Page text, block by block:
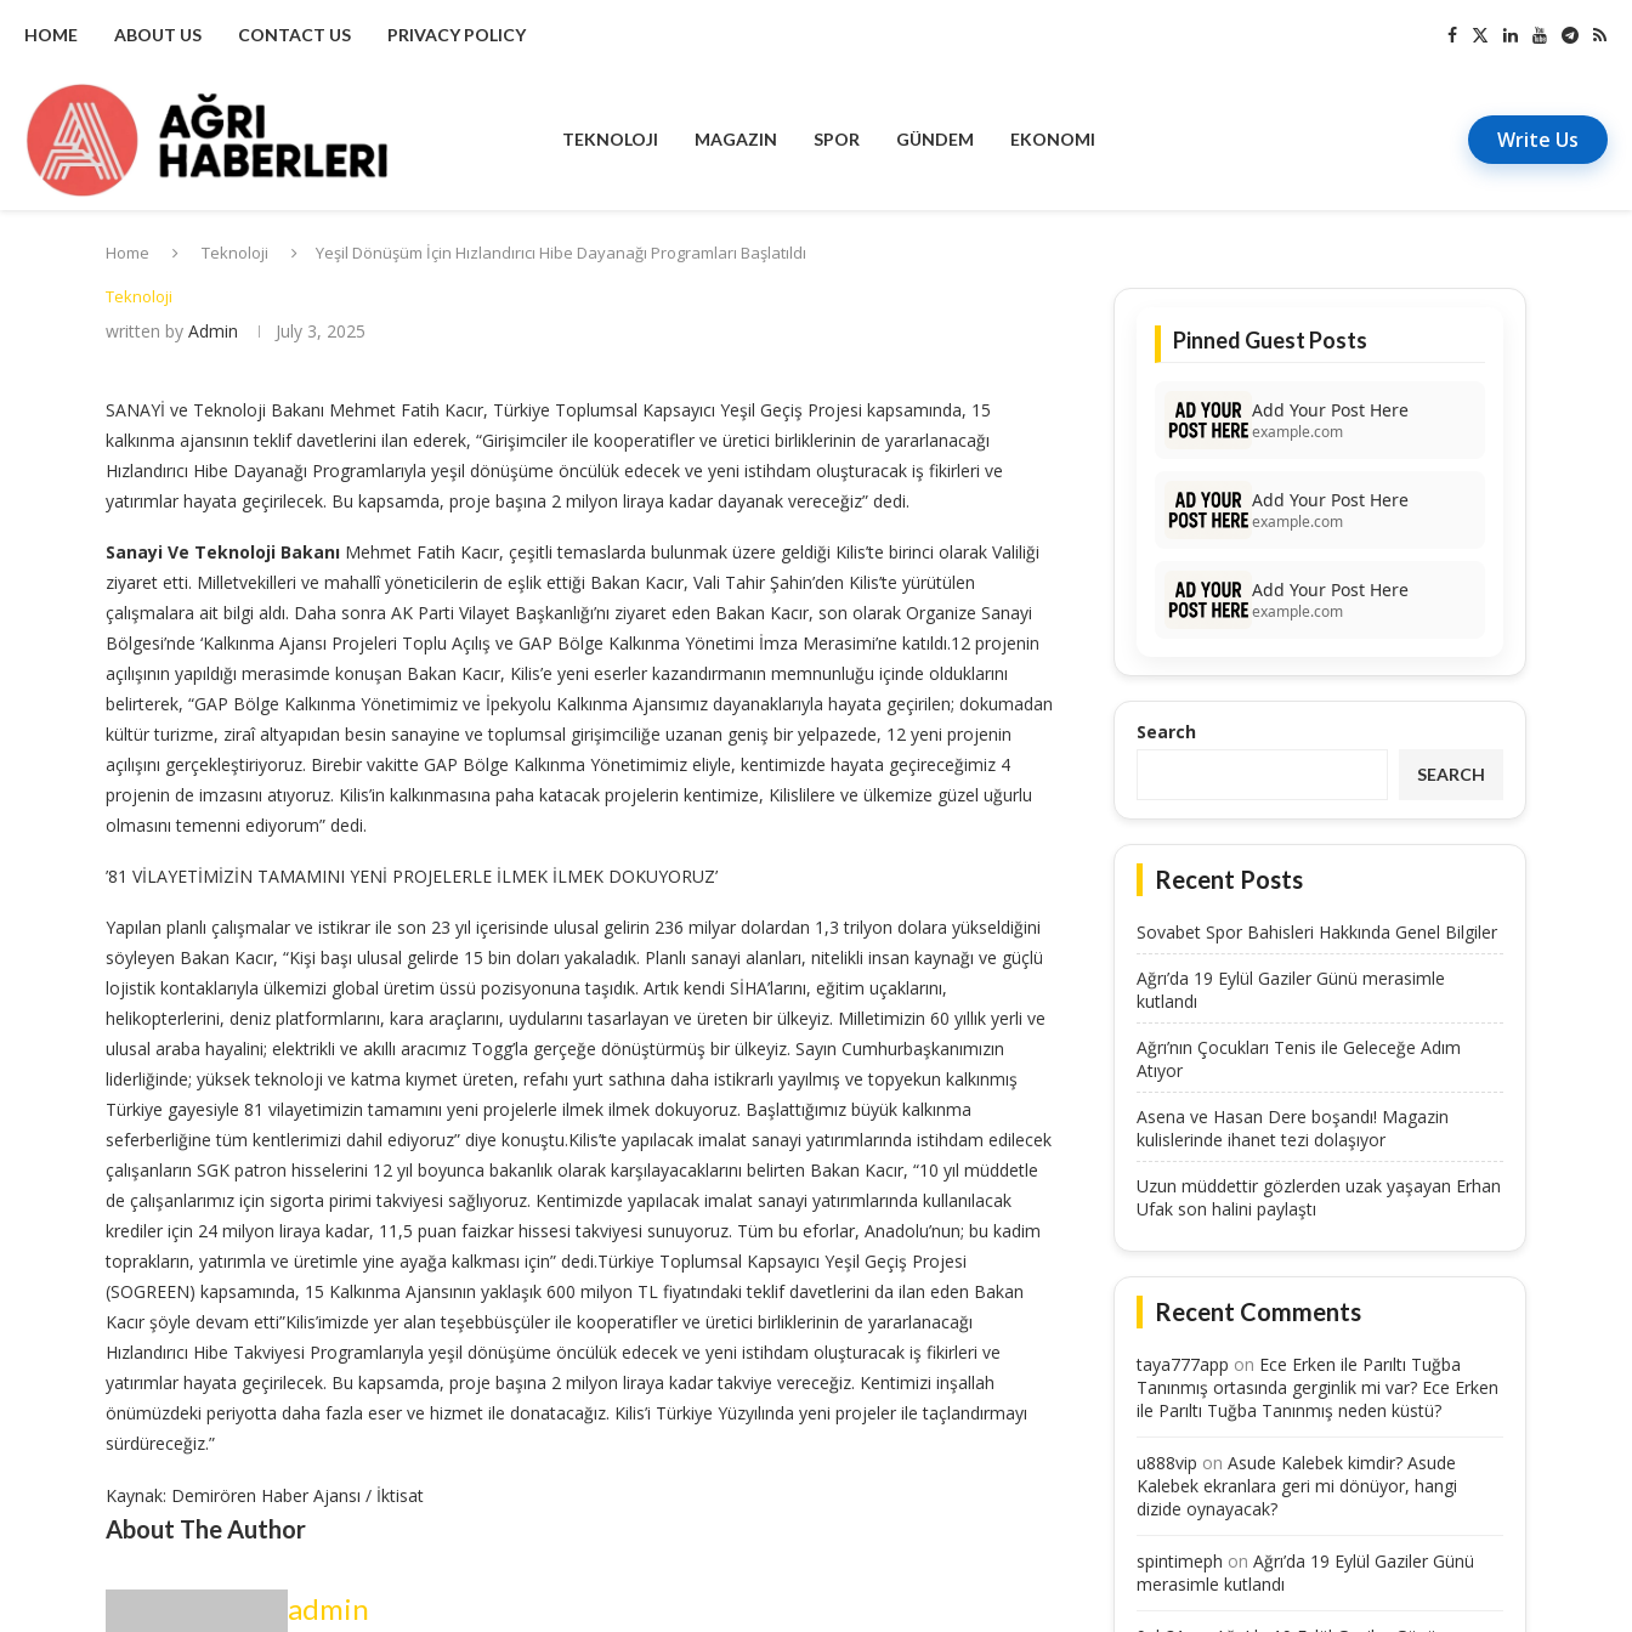
HOME ABOUT US CONTACT US PRIVACY POLICY
TEKNOLOJI MAGAZIN SPOR GÜNDEM EKONOMI Write Us
Home Teknoloji
Yeşil Dönüşüm İçin Hızlandırıcı Hibe Dayanağı Programları Başlatıldı
Teknoloji
written by Admin July 3, 2025
SANAYİ ve Teknoloji Bakanı Mehmet Fatih Kacır, Türkiye Toplumsal Kapsayıcı Yeşil Geçiş Projesi kapsamında, 15
kalkınma ajansının teklif davetlerini ilan ederek, “Girişimciler ile kooperatifler ve üretici birliklerinin de yararlanacağı
Hızlandırıcı Hibe Dayanağı Programlarıyla yeşil dönüşüme öncülük edecek ve yeni istihdam oluşturacak iş fikirleri ve
yatırımlar hayata geçirilecek. Bu kapsamda, proje başına 2 milyon liraya kadar dayanak vereceğiz” dedi.
Sanayi Ve Teknoloji Bakanı Mehmet Fatih Kacır, çeşitli temaslarda bulunmak üzere geldiği Kilis’te birinci olarak Valiliği
ziyaret etti. Milletvekilleri ve mahallî yöneticilerin de eşlik ettiği Bakan Kacır, Vali Tahir Şahin’den Kilis’te yürütülen
çalışmalara ait bilgi aldı. Daha sonra AK Parti Vilayet Başkanlığı’nı ziyaret eden Bakan Kacır, son olarak Organize Sanayi
Bölgesi’nde ‘Kalkınma Ajansı Projeleri Toplu Açılış ve GAP Bölge Kalkınma Yönetimi İmza Merasimi’ne katıldı.12 projenin
açılışının yapıldığı merasimde konuşan Bakan Kacır, Kilis’e yeni eserler kazandırmanın memnunluğu içinde olduklarını
belirterek, “GAP Bölge Kalkınma Yönetimimiz ve İpekyolu Kalkınma Ajansımız dayanaklarıyla hayata geçirilen; dokumadan
kültür turizme, ziraî altyapıdan besin sanayine ve toplumsal girişimciliğe uzanan geniş bir yelpazede, 12 yeni projenin
açılışını gerçekleştiriyoruz. Birebir vakitte GAP Bölge Kalkınma Yönetimimiz eliyle, kentimizde hayata geçireceğimiz 4
projenin de imzasını atıyoruz. Kilis’in kalkınmasına paha katacak projelerin kentimize, Kilislilere ve ülkemize güzel uğurlu
olmasını temenni ediyorum” dedi.
’81 VİLAYETİMİZİN TAMAMINI YENİ PROJELERLE İLMEK İLMEK DOKUYORUZ’
Yapılan planlı çalışmalar ve istikrar ile son 23 yıl içerisinde ulusal gelirin 236 milyar dolardan 1,3 trilyon dolara yükseldiğini
söyleyen Bakan Kacır, “Kişi başı ulusal gelirde 15 bin doları yakaladık. Planlı sanayi alanları, nitelikli insan kaynağı ve güçlü
lojistik kontaklarıyla ülkemizi global üretim üssü pozisyonuna taşıdık. Artık kendi SİHA’larını, eğitim uçaklarını,
helikopterlerini, deniz platformlarını, kara araçlarını, uydularını tasarlayan ve üreten bir ülkeyiz. Milletimizin 60 yıllık yerli ve
ulusal araba hayalini; elektrikli ve akıllı aracımız Togg’la gerçeğe dönüştürmüş bir ülkeyiz. Sayın Cumhurbaşkanımızın
liderliğinde; yüksek teknoloji ve katma kıymet üreten, refahı yurt sathına daha istikrarlı yayılmış ve topyekun kalkınmış
Türkiye gayesiyle 81 vilayetimizin tamamını yeni projelerle ilmek ilmek dokuyoruz. Başlattığımız büyük kalkınma
seferberliğine tüm kentlerimizi dahil ediyoruz” diye konuştu.Kilis’te yapılacak imalat sanayi yatırımlarında istihdam edilecek
çalışanların SGK patron hisselerini 12 yıl boyunca bakanlık olarak karşılayacaklarını belirten Bakan Kacır, “10 yıl müddetle
de çalışanlarımız için sigorta pirimi takviyesi sağlıyoruz. Kentimizde yapılacak imalat sanayi yatırımlarında kullanılacak
krediler için 24 milyon liraya kadar, 11,5 puan faizkar hissesi takviyesi sunuyoruz. Tüm bu eforlar, Anadolu’nun; bu kadim
toprakların, yatırımla ve üretimle yine ayağa kalkması için” dedi.Türkiye Toplumsal Kapsayıcı Yeşil Geçiş Projesi
(SOGREEN) kapsamında, 15 Kalkınma Ajansının yaklaşık 600 milyon TL fiyatındaki teklif davetlerini da ilan eden Bakan
Kacır şöyle devam etti”Kilis’imizde yer alan teşebbüsçüler ile kooperatifler ve üretici birliklerinin de yararlanacağı
Hızlandırıcı Hibe Takviyesi Programlarıyla yeşil dönüşüme öncülük edecek ve yeni istihdam oluşturacak iş fikirleri ve
yatırımlar hayata geçirilecek. Bu kapsamda, proje başına 2 milyon liraya kadar takviye vereceğiz. Kentimizi inşallah
önümüzdeki periyotta daha fazla eser ve hizmet ile donatacağız. Kilis’i Türkiye Yüzyılında yeni projeler ile taçlandırmayı
sürdüreceğiz.”
Kaynak: Demirören Haber Ajansı / İktisat
About The Author
admin
Pinned Guest Posts
Add Your Post Here
example.com
Add Your Post Here
example.com
Add Your Post Here
example.com
Search
SEARCH
Recent Posts
Sovabet Spor Bahisleri Hakkında Genel Bilgiler
Ağrı’da 19 Eylül Gaziler Günü merasimle
kutlandı
Ağrı’nın Çocukları Tenis ile Geleceğe Adım
Atıyor
Asena ve Hasan Dere boşandı! Magazin
kulislerinde ihanet tezi dolaşıyor
Uzun müddettir gözlerden uzak yaşayan Erhan
Ufak son halini paylaştı
Recent Comments
taya777app on Ece Erken ile Parıltı Tuğba
Tanınmış ortasında gerginlik mi var? Ece Erken
ile Parıltı Tuğba Tanınmış neden küstü?
u888vip on Asude Kalebek kimdir? Asude
Kalebek ekranlara geri mi dönüyor, hangi
dizide oynayacak?
spintimeph on Ağrı’da 19 Eylül Gaziler Günü
merasimle kutlandı